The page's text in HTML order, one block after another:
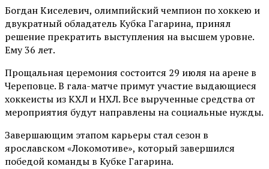
Богдан Киселевич, олимпийский чемпион по хоккею и
двукратный обладатель Кубка Гагарина, принял
решение прекратить выступления на высшем уровне.
Ему 36 лет.
Прощальная церемония состоится 29 июля на арене в
Череповце. В гала-матче примут участие выдающиеся
хоккеисты из КХЛ и НХЛ. Все вырученные средства от
мероприятия будут направлены на социальные нужды.
Завершающим этапом карьеры стал сезон в
ярославском «Локомотиве», который завершился
победой команды в Кубке Гагарина.